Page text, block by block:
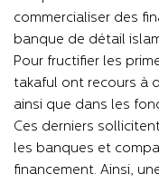
commercialiser des
banque de détail
Pour fructifier les
takaful ont recours à
ainsi que dans les
Ces derniers
les banques et
financement. Ainsi,